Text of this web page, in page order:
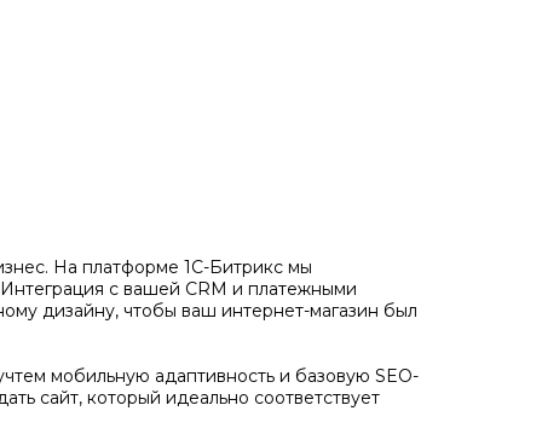
На платформе 1С-Битрикс мы
с вашей CRM и платежными
дизайну, чтобы ваш интернет-магазин был
мобильную адаптивность и базовую SEO-
сайт, который идеально соответствует